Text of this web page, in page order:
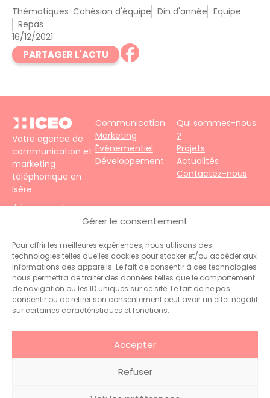
Gérer le consentement
Pour offrir les meilleures expériences, nous utilisons des
technologies telles que les cookies pour stocker et/ou accéder aux
informations des appareils. Le fait de consentir à ces technologies
nous permettra de traiter des données telles que le comportement
de navigation ou les ID uniques sur ce site. Le fait de ne pas
consentir ou de retirer son consentement peut avoir un effet négatif
sur certaines caractéristiques et fonctions.
Accepter
Refuser
Thématiques :Cohésion d'équipe Din d'année Equipe
Repas
16/12/2021
PARTAGER L'ACTU
Votre agence de
communication et
marketing
téléphonique en
Isère
4 impasse du
Faubourg – 38690
Téléphone :+33
(0)4 76 31 06 10
Contact :
administration@hiceo.fr
Communication
Marketing
Événementiel
Développement
Qui sommes-nous
?
Projets
Actualités
Contactez-nous